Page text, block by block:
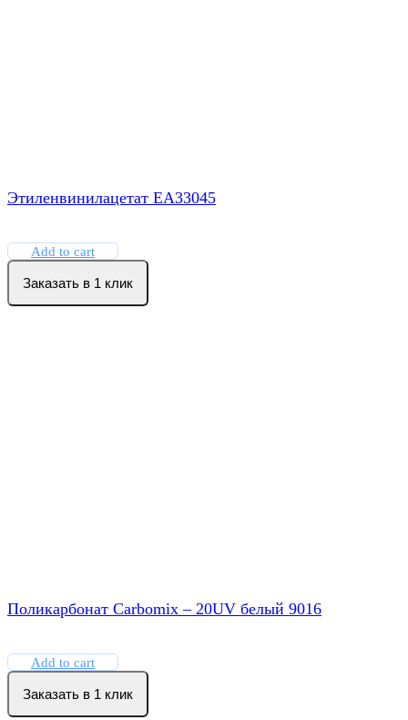
Этиленвинилацетат EA33045
Add to cart
Заказать в 1 клик
Поликарбонат Carbomix – 20UV белый 9016
Add to cart
Заказать в 1 клик